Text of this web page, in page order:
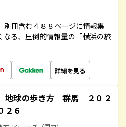
冊含む４８８ページに情報集
る、圧倒的情報量の「横浜の旅
詳細を見る
地球の歩き方 群馬 ２０２
２６